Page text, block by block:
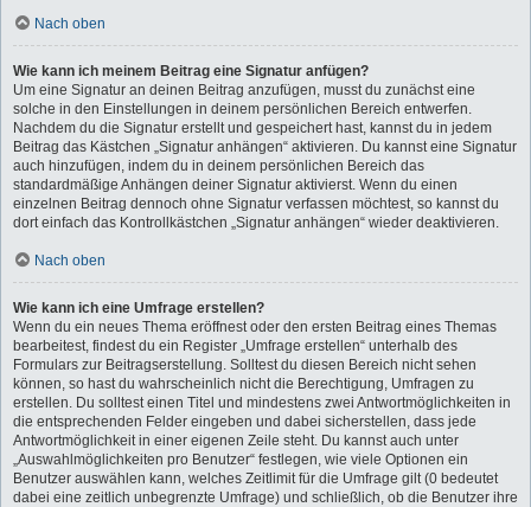
Nach oben
Wie kann ich meinem Beitrag eine Signatur anfügen?
Um eine Signatur an deinen Beitrag anzufügen, musst du zunächst eine
solche in den Einstellungen in deinem persönlichen Bereich entwerfen.
Nachdem du die Signatur erstellt und gespeichert hast, kannst du in jedem
Beitrag das Kästchen „Signatur anhängen“ aktivieren. Du kannst eine Signatur
auch hinzufügen, indem du in deinem persönlichen Bereich das
standardmäßige Anhängen deiner Signatur aktivierst. Wenn du einen
einzelnen Beitrag dennoch ohne Signatur verfassen möchtest, so kannst du
dort einfach das Kontrollkästchen „Signatur anhängen“ wieder deaktivieren.
Nach oben
Wie kann ich eine Umfrage erstellen?
Wenn du ein neues Thema eröffnest oder den ersten Beitrag eines Themas
bearbeitest, findest du ein Register „Umfrage erstellen“ unterhalb des
Formulars zur Beitragserstellung. Solltest du diesen Bereich nicht sehen
können, so hast du wahrscheinlich nicht die Berechtigung, Umfragen zu
erstellen. Du solltest einen Titel und mindestens zwei Antwortmöglichkeiten in
die entsprechenden Felder eingeben und dabei sicherstellen, dass jede
Antwortmöglichkeit in einer eigenen Zeile steht. Du kannst auch unter
„Auswahlmöglichkeiten pro Benutzer“ festlegen, wie viele Optionen ein
Benutzer auswählen kann, welches Zeitlimit für die Umfrage gilt (0 bedeutet
dabei eine zeitlich unbegrenzte Umfrage) und schließlich, ob die Benutzer ihre